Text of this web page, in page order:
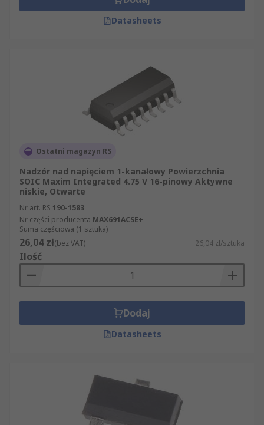
Datasheets
Ostatni magazyn RS
Nadzór nad napięciem 1-kanałowy Powierzchnia
SOIC Maxim Integrated 4.75 V 16-pinowy Aktywne
niskie, Otwarte
Nr art. RS 190-1583
Nr części producenta MAX691ACSE+
Suma częściowa (1 sztuka)
26,04 zł(bez VAT) 26,04 zł/sztuka
Ilość
Dodaj
Datasheets